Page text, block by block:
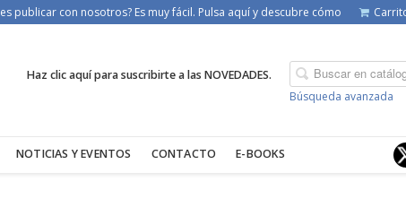
publicar con nosotros? Es muy fácil. Pulsa aquí y descubre cómo
Búsqueda avanzada
Haz clic aquí para suscribirte a las NOVEDADES.
NOTICIAS Y EVENTOS CONTACTO E-BOOKS